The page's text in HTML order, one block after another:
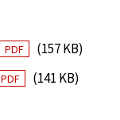
PDF
(157 KB)
PDF
(141 KB)